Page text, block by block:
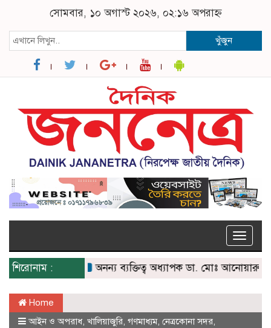
সোমবার, ১০ অগাস্ট ২০২৬, ০২:১৬ অপরাহ্ন
খুঁজুন
Toggle
শিরোনাম :
অনন্য ব্যক্তিত্ব অধ্যাপক ডা. মোঃ আনোয়ারুল হক
Home
আইন ও অপরাধ, খালিয়াজুরি, গণমাধ্যম, নেত্রকোনা সদর,